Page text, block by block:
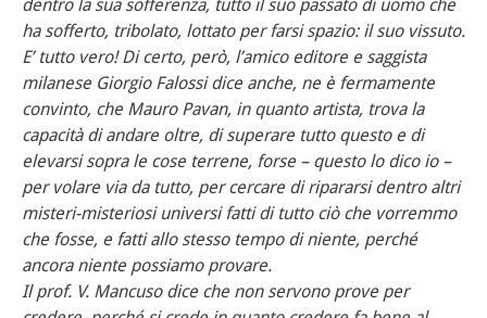
dentro la sua sofferenza, tutto il suo passato di uomo che
ha sofferto, tribolato, lottato per farsi spazio: il suo vissuto.
E’ tutto vero! Di certo, però, l’amico editore e saggista
milanese Giorgio Falossi dice anche, ne è fermamente
convinto, che Mauro Pavan, in quanto artista, trova la
capacità di andare oltre, di superare tutto questo e di
elevarsi sopra le cose terrene, forse – questo lo dico io –
per volare via da tutto, per cercare di ripararsi dentro altri
misteri-misteriosi universi fatti di tutto ciò che vorremmo
che fosse, e fatti allo stesso tempo di niente, perché
ancora niente possiamo provare.
Il prof. V. Mancuso dice che non servono prove per